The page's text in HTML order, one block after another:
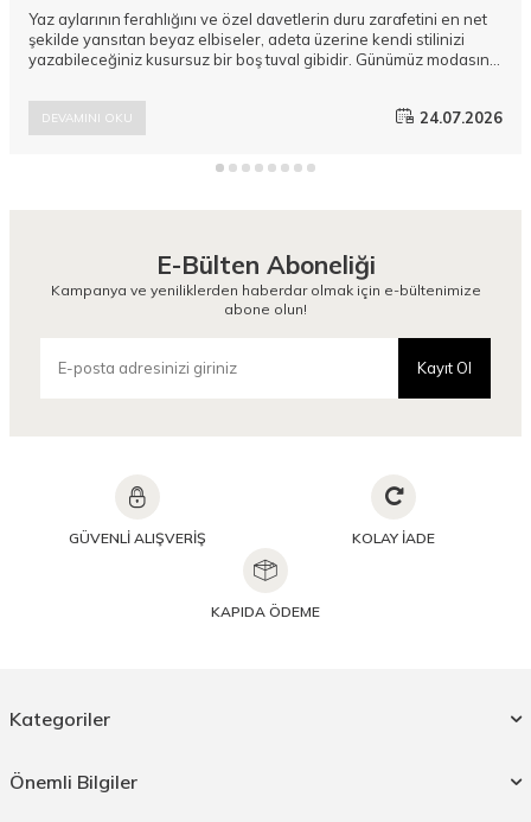
Yaz aylarının ferahlığını ve özel davetlerin duru zarafetini en net
şekilde yansıtan beyaz elbiseler, adeta üzerine kendi stilinizi
yazabileceğiniz kusursuz bir boş tuval gibidir. Günümüz modasının
katmak ise tamamen doğru aksesuar eşleşmelerinden geçer.
Camellia Scarfs koleksiyonlarında yer alan modern ve
yenilikçi Şal modelleri, duru şıklığınızı zirveye taşıyacak pürüzsüz
DEVAMINI OKU 24.07.2026
E-Bülten Aboneliği
Kampanya ve yeniliklerden haberdar olmak için e-bültenimize
abone olun!
Kayıt Ol
GÜVENLİ ALIŞVERİŞ KOLAY İADE
KAPIDA ÖDEME
Kategoriler
Önemli Bilgiler